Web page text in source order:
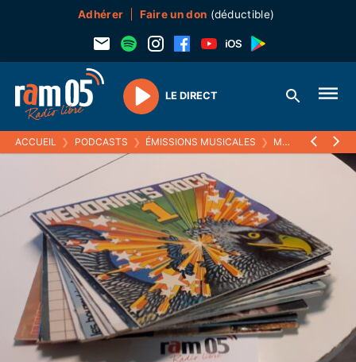
Adhérer Faire un don (déductible)
Play
LE DIRECT
ACCUEIL ❯ PODCASTS ❯ ÉMISSIONS MUSICALES ❯ MELTIN' PAT ❯